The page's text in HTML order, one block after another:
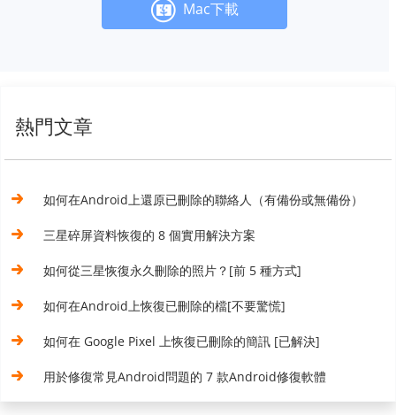
Mac下載
熱門文章
如何在Android上還原已刪除的聯絡人（有備份或無備份）
三星碎屏資料恢復的 8 個實用解決方案
如何從三星恢復永久刪除的照片？[前 5 種方式]
如何在Android上恢復已刪除的檔[不要驚慌]
如何在 Google Pixel 上恢復已刪除的簡訊 [已解決]
用於修復常見Android問題的 7 款Android修復軟體